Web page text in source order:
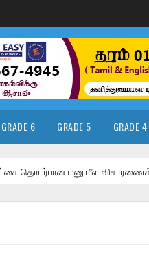
GRADE 6 GRADE 5 GRADE 4
மனு மீள விசாரணைக்கு